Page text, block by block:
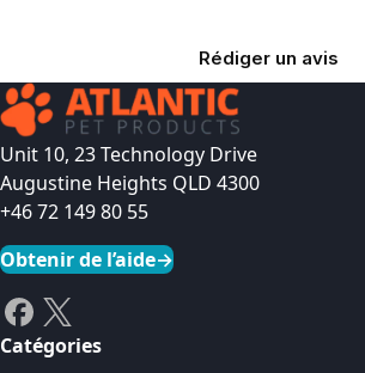
Rédiger un avis
Unit 10, 23 Technology Drive
Augustine Heights QLD 4300
+46 72 149 80 55
Obtenir de l’aide→
Catégories